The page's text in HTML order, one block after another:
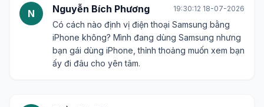
N Nguyễn Bích Phương 19:30:12 18-07-2026
Có cách nào định vị điện thoại Samsung bằng
iPhone không? Mình đang dùng Samsung nhưng
bạn gái dùng iPhone, thỉnh thoảng muốn xem bạn
ấy đi đâu cho yên tâm.